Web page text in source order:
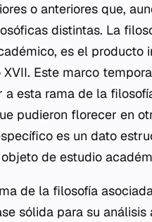
o anteriores que,
distintas. La
es el producto
Este marco
esta rama de la
pudieron florecer en
es un dato
de estudio
de la filosofía
sólida para su análisis